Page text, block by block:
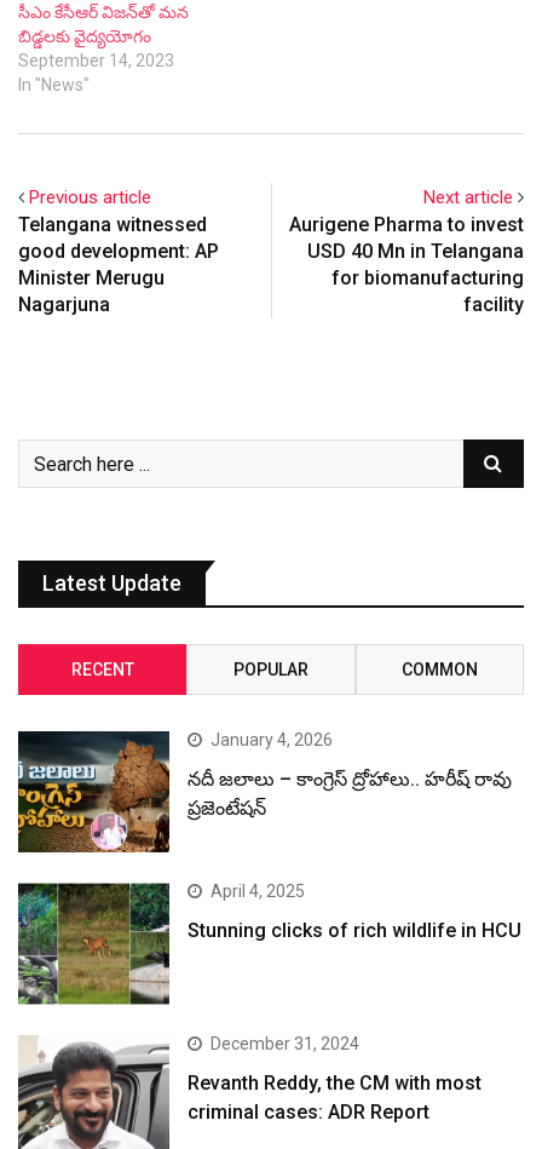
సీఎం కేసీఆర్ విజ‌న్‌తో మ‌న‌
బిడ్డ‌ల‌కు వైద్య‌యోగం
September 14, 2023
In "News"
Previous article
Telangana witnessed
good development: AP
Minister Merugu
Nagarjuna
Next article
Aurigene Pharma to invest
USD 40 Mn in Telangana
for biomanufacturing
facility
Latest Update
RECENT POPULAR COMMON
January 4, 2026
నదీ జలాలు – కాంగ్రెస్ ద్రోహాలు.. హరీష్ రావు
ప్రజెంటేషన్
April 4, 2025
Stunning clicks of rich wildlife in HCU
December 31, 2024
Revanth Reddy, the CM with most
criminal cases: ADR Report